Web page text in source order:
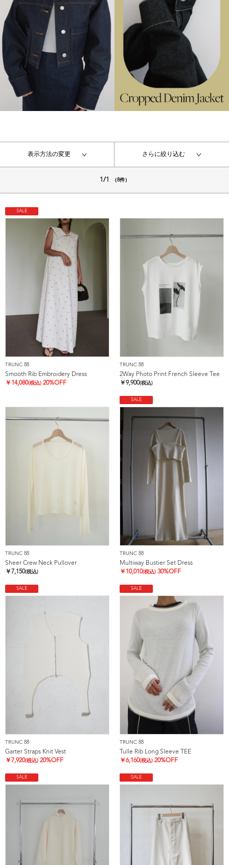
表示方法の変更 さらに絞り込む
1/1 （8件）
SALE
TRUNC 88
Smooth Rib Embroidery Dress
￥ 14,080(税込) 20%OFF
TRUNC 88
2Way Photo Print French Sleeve Tee
￥9,900(税込)
TRUNC 88
Sheer Crew Neck Pullover
￥ 7,150(税込)
SALE
TRUNC 88
Multiway Bustier Set Dress
￥ 10,010(税込) 30%OFF
SALE
TRUNC 88
Garter Straps Knit Vest
￥ 7,920(税込) 20%OFF
SALE
TRUNC 88
Tulle Rib Long Sleeve TEE
￥6,160(税込) 20%OFF
SALE SALE